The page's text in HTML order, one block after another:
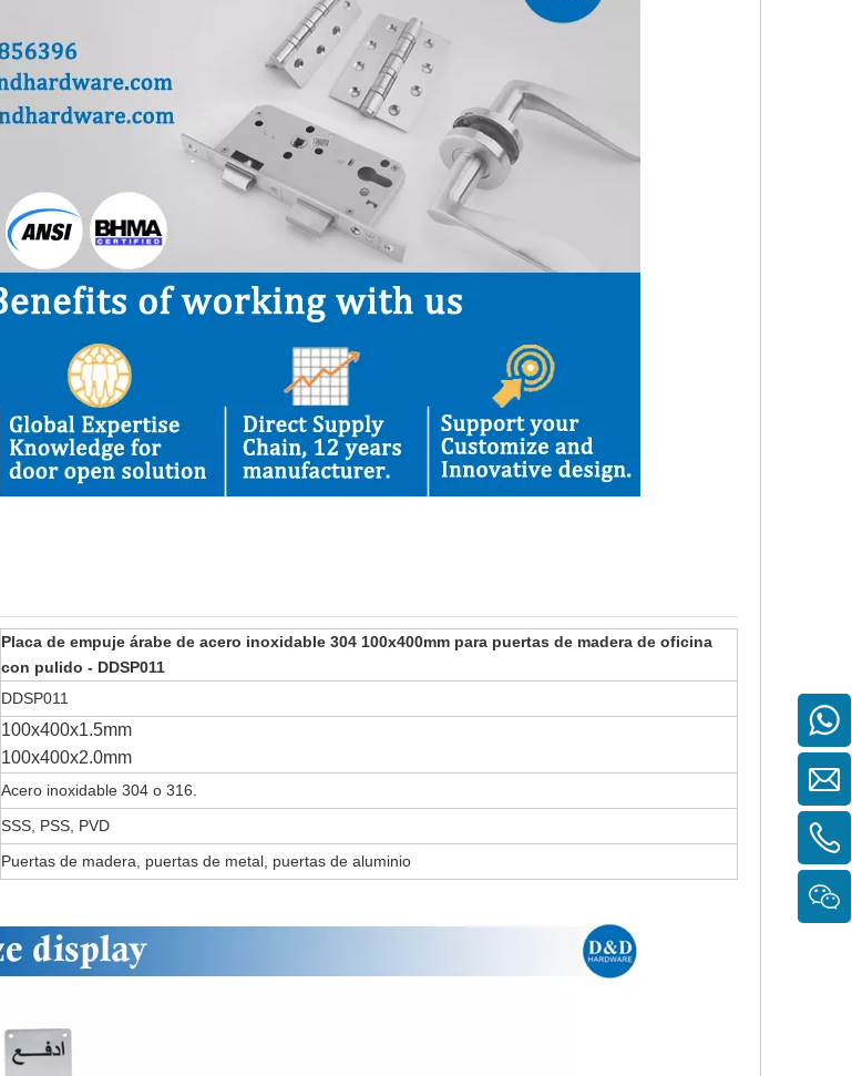
Placa de empuje árabe de acero inoxidable 304 100x400mm para puertas de madera de oficina
con pulido - DDSP011
DDSP011
100x400x1.5mm
100x400x2.0mm
Acero inoxidable 304 o 316.
SSS, PSS, PVD
Puertas de madera, puertas de metal, puertas de aluminio